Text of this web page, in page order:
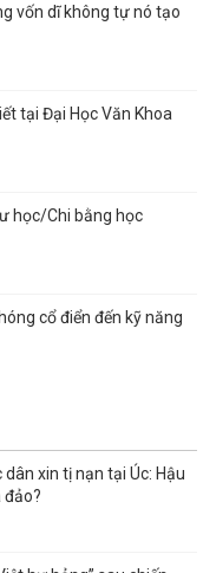
vốn dĩ không tự nó tạo
tại Đại Học Văn Khoa
học/Chi bằng học
cổ điển đến kỹ năng
xin tị nạn tại Úc: Hậu